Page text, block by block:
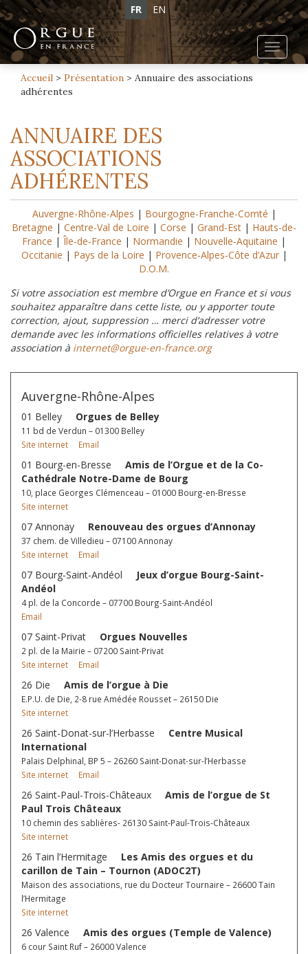
FR EN
Accueil > Présentation > Annuaire des associations
adhérentes
ANNUAIRE DES
ASSOCIATIONS
ADHÉRENTES
Auvergne-Rhône-Alpes | Bourgogne-Franche-Comté |
Bretagne | Centre-Val de Loire | Corse | Grand-Est | Hauts-de-
France | Île‑de‑France | Normandie | Nouvelle‑Aquitaine |
Occitanie | Pays de la Loire | Provence‑Alpes‑Côte d’Azur|
D.O.M.
Si votre association est membre d’Orgue en France et si vous
souhaitez apparaître dans cette liste, ou y apporter toute
correction, ajout, suppression … merci d’adresser votre
demande avec les informations officielles relatives à votre
association à internet@orgue-en-france.org
Auvergne-Rhône-Alpes
01 Belley Orgues de Belley
11 bd de Verdun – 01300 Belley
Site internet
Email
01 Bourg-en-Bresse Amis de l’Orgue et de la Co-
Cathédrale Notre-Dame de Bourg
10, place Georges Clémenceau – 01000 Bourg-en-Bresse
Site internet
07 Annonay Renouveau des orgues d’Annonay
37 chem. de Villedieu – 07100 Annonay
Site internet
Email
07 Bourg-Saint-Andéol
Jeux d’orgue Bourg-Saint-
Andéol
4 pl. de la Concorde – 07700 Bourg-Saint-Andéol
Email
07 Saint-Privat Orgues Nouvelles
2 pl. de la Mairie – 07200 Saint-Privat
Site internet
Email
26 Die Amis de l’orgue à Die
E.P.U. de Die, 2-8 rue Amédée Rousset – 26150 Die
Site internet
26 Saint-Donat-sur-l’Herbasse Centre Musical
International
Palais Delphinal, BP 5 – 26260 Saint-Donat-sur-l’Herbasse
Site internet
Email
26 Saint-Paul-Trois-Châteaux Amis de l’orgue de St
Paul Trois Châteaux
10 chemin des sablières- 26130 Saint-Paul-Trois-Châteaux
Site internet
26 Tain l’Hermitage Les Amis des orgues et du
carillon de Tain – Tournon (ADOC2T)
Maison des associations, rue du Docteur Tournaire – 26600 Tain
l’Hermitage
Site internet
26 Valence Amis des orgues (Temple de Valence)
6 cour Saint Ruf – 26000 Valence